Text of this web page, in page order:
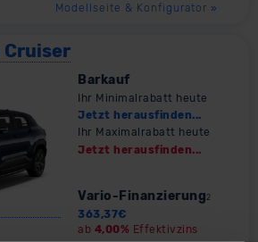
Modellseite & Konfigurator »
Cruiser
Barkauf
Ihr Minimalrabatt heute
Jetzt herausfinden...
Ihr Maximalrabatt heute
Jetzt herausfinden...
Vario-Finanzierung2
363,37€
ab 4,00% Effektivzins